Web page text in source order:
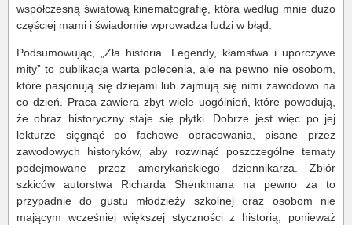
współczesną światową kinematografię, która według mnie dużo
częściej mami i świadomie wprowadza ludzi w błąd.
Podsumowując, „Zła historia. Legendy, kłamstwa i uporczywe
mity” to publikacja warta polecenia, ale na pewno nie osobom,
które pasjonują się dziejami lub zajmują się nimi zawodowo na
co dzień. Praca zawiera zbyt wiele uogólnień, które powodują,
że obraz historyczny staje się płytki. Dobrze jest więc po jej
lekturze sięgnąć po fachowe opracowania, pisane przez
zawodowych historyków, aby rozwinąć poszczególne tematy
podejmowane przez amerykańskiego dziennikarza. Zbiór
szkiców autorstwa Richarda Shenkmana na pewno za to
przypadnie do gustu młodzieży szkolnej oraz osobom nie
mającym wcześniej większej styczności z historią, ponieważ